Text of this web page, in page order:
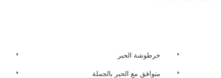
خرطوشة الحبر
متوافق مع الحبر بالجملة